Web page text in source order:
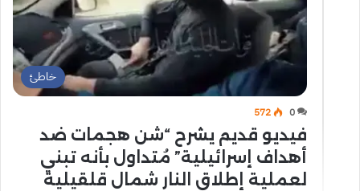
خاطئ
0
572
فيديو قديم يشرح “شن هجمات ضد
أهداف إسرائيلية” مُتداول بأنه تبني
لعملية إطلاق النار شمال قلقيلية